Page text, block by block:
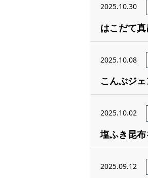
2025.10.30
はこだて
2025.10.08
こんぶジ
2025.10.02
塩ふき昆
2025.09.12